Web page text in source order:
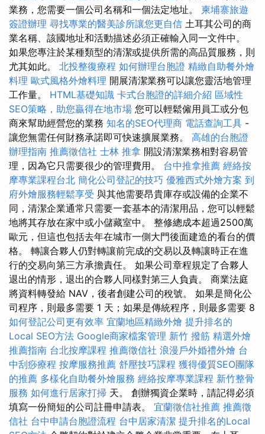
業務，您需要一個公司名稱和一個法定地址。 柬埔寨旅遊
簽證辦理 尋找專業的醫美診所讓您更自信 土耳其公司的商
業名稱、該國地址和活動描述必須正確輸入同一文件中。
如果您專注於某種類型的清潔或提供所需的高品質服務，則
尤其如此。 北投整復療程 如何辦理台胞證 精緻自助餐外燴
料理 歐式風格外燴料理 開展清潔業務可以讓您靈活地管理
工作量。 HTML基礎知識 卡式台胞證的詳細介紹 區域性
SEO策略，助您贏得在地市場 您可以輕鬆僱用員工或分包
商來幫助經營您的業務 知名的SEO代理商 電話查詢工具 -
讓您無需任何財務承諾即可快速擴展業務。 高雄的台胞證
辦理指南 推薦徵信社 士林 推拿 開設清潔業務相對容易管
理，因為它只需要很少的管理費用。 台中推拿推薦 經絡按
摩專業課程台北 簡化公司登記的技巧 優雅西式外燴方案 到
府外燴服務輕鬆享受 與其他需要昂貴庫存或設備的企業不
同，清潔企業通常只需要一套基本的清潔用品，您可以輕鬆
地將其存放在家中或小儲藏室中。 整修總成本超過2500萬
歐元，但這也包括去年在城市一側大門後面建造的看台的價
格。 轉讓合夥人仍對轉讓前完成的交易以及轉讓時正在進
行的交易向第三方承擔責任。 如果公司章程規定了合夥人
退出的情形，退出的合夥人同樣對第三人負責。 商業法庭
將資料轉發給 NAV，後者創建公司的稅號。 如果是簡化公
司程序，則最多需要 1 天；如果是傳統程序，則最多需要 8
如何登記公司更有效率 宜蘭地區精緻外燴 提升排名的
Local SEO方法 Google商家檔案管理 新竹 撥筋 精選外燴
推薦指南 台北按摩課程 推薦徵信社 浪漫戶外婚禮外燴 台
中刮痧療程 按摩服務推薦 舒壓技巧課程 獲得優質SEO團隊
的推薦 多樣化自助餐外燴服務 經絡按摩專業課程 新竹整骨
服務 如何進行居家打掃 天。 創辦獨資企業時，請記得必須
填寫一份簡短的公司註冊申請表。 宜蘭徵信社推薦 推薦徵
信社 台中申請台胞證流程 台中居家清潔 提升排名的Local